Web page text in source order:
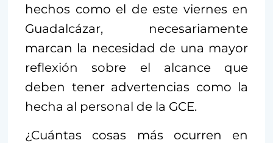
hechos como el de este viernes en
Guadalcázar, necesariamente
marcan la necesidad de una mayor
reflexión sobre el alcance que
deben tener advertencias como la
hecha al personal de la GCE.
¿Cuántas cosas más ocurren en